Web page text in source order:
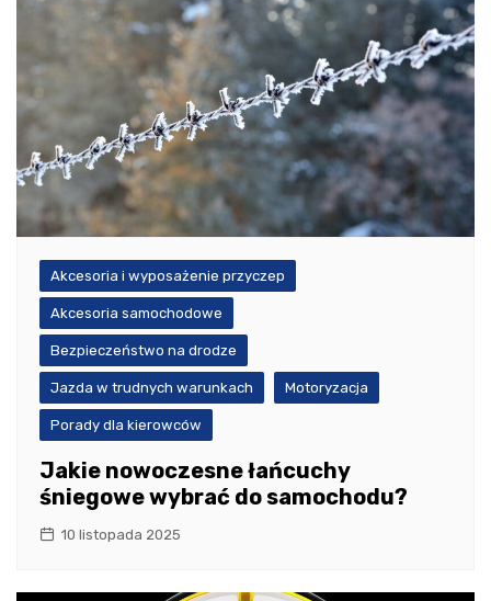
Akcesoria i wyposażenie przyczep
Akcesoria samochodowe
Bezpieczeństwo na drodze
Jazda w trudnych warunkach Motoryzacja
Porady dla kierowców
Jakie nowoczesne łańcuchy
śniegowe wybrać do samochodu?
10 listopada 2025